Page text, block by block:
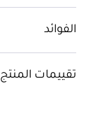
الفوائد
تقييمات المنتج